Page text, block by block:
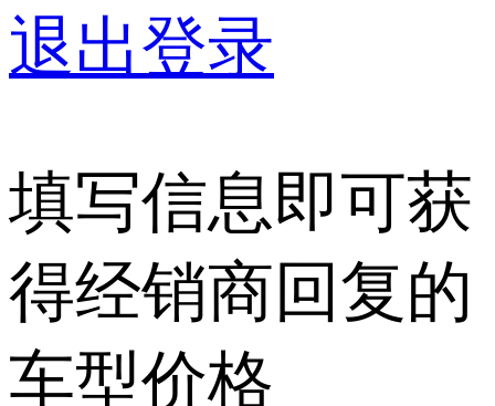
退出登录
填写信息即可获
得经销商回复的
车型价格